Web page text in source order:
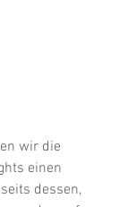
wir die
einen
dessen,